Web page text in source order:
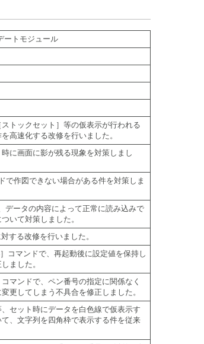
ートモジュール
ストックセット］等の仮表示が行われる
高速化する改修を行いました。
時に画面に影が残る現象を対策しまし
で作図できない場合がある件を対策しま
データの内容によって正常に読み込みで
いて対策しました。
する改修を行いました。
］コマンドで、再起動後に設定値を保持し
ました。
コマンドで、ペン番号の指定に関係なく
更してしまう不具合を修正しました。
、セット時にデータを白色線で仮表示す
、文字列を四角枠で表示する件を従来